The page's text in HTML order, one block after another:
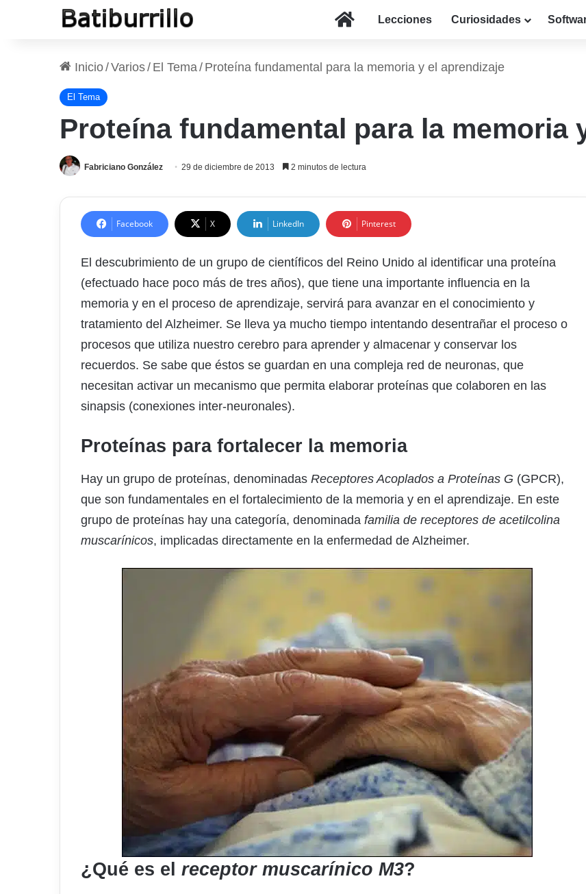
InicioLecciones Curiosidades
Inicio/Varios/ El Tema/ Proteína fundamental para la memoria y el aprendizaje
El Tema
Proteína fundamental para la memoria
Fabriciano González 29 de diciembre de 2013 2 minutos de lectura
Facebook X LinkedIn Pinterest
El descubrimiento de un grupo de científicos del Reino Unido al identificar una proteína
(efectuado hace poco más de tres años), que tiene una importante influencia en la
memoria y en el proceso de aprendizaje, servirá para avanzar en el conocimiento y
tratamiento del Alzheimer. Se lleva ya mucho tiempo intentando desentrañar el proceso o
procesos que utiliza nuestro cerebro para aprender y almacenar y conservar los
recuerdos. Se sabe que éstos se guardan en una compleja red de neuronas, que
necesitan activar un mecanismo que permita elaborar proteínas que colaboren en las
sinapsis (conexiones inter-neuronales).
Proteínas para fortalecer la memoria
Hay un grupo de proteínas, denominadas Receptores Acoplados a Proteínas G (GPCR),
que son fundamentales en el fortalecimiento de la memoria y en el aprendizaje. En este
grupo de proteínas hay una categoría, denominada familia de receptores de acetilcolina
muscarínicos, implicadas directamente en la enfermedad de Alzheimer.
¿Qué es el receptor muscarínico M3?